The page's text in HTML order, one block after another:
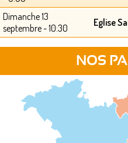
Dimanche 13
septembre - 10:30
Eglise
NOS